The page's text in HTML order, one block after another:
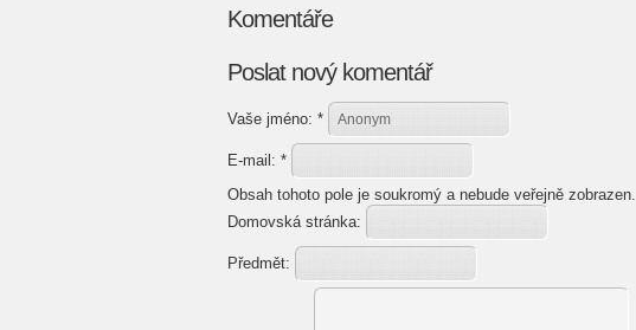
Komentáře
Poslat nový komentář
Vaše jméno: *
E-mail: *
Obsah tohoto pole je soukromý a nebude veřejně zobrazen.
Domovská stránka:
Předmět: